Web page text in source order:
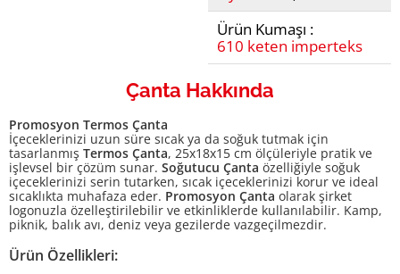
Ürün Kumaşı :
610 keten imperteks
Çanta Hakkında
Promosyon Termos Çanta
İçeceklerinizi uzun süre sıcak ya da soğuk tutmak için
tasarlanmış Termos Çanta, 25x18x15 cm ölçüleriyle pratik ve
işlevsel bir çözüm sunar. Soğutucu Çanta özelliğiyle soğuk
içeceklerinizi serin tutarken, sıcak içeceklerinizi korur ve ideal
sıcaklıkta muhafaza eder. Promosyon Çanta olarak şirket
logonuzla özelleştirilebilir ve etkinliklerde kullanılabilir. Kamp,
piknik, balık avı, deniz veya gezilerde vazgeçilmezdir.
Ürün Özellikleri: